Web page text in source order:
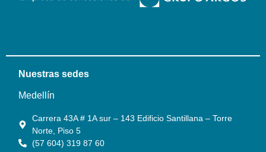
Nuestras sedes
Medellín
Carrera 43A # 1A sur – 143 Edificio Santillana – Torre
Norte, Piso 5
(57 604) 319 87 60